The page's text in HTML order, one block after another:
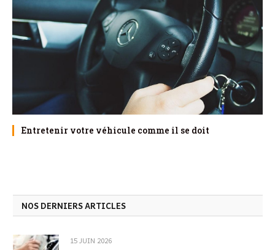
Entretenir votre véhicule comme il se doit
NOS DERNIERS ARTICLES
15 JUIN 2026